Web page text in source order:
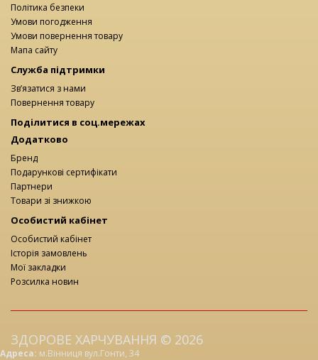
Політика безпеки
Умови погодження
Умови повернення товару
Мапа сайту
Служба підтримки
Зв’язатися з нами
Повернення товару
Поділитися в соц.мережах
Додатково
Бренд
Подарункові сертифікати
Партнери
Товари зі знижкою
Особистий кабінет
Особистий кабінет
Історія замовлень
Мої закладки
Розсилка новин
ЗДОРОВЕ ХАРЧУВАННЯ © 2026
Адреса: м.Вінниця вул.Гонти, 34